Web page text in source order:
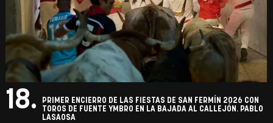
18.
PRIMER ENCIERRO DE LAS FIESTAS DE SAN FERMÍN 2026 CON
TOROS DE FUENTE YMBRO EN LA BAJADA AL CALLEJÓN. PABLO
LASAOSA